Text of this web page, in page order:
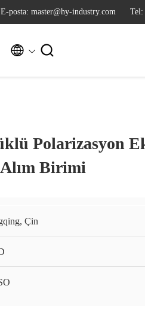
E-posta: master@hy-industry.com Tel:
 
Polarizasyon
Birimi
Çin